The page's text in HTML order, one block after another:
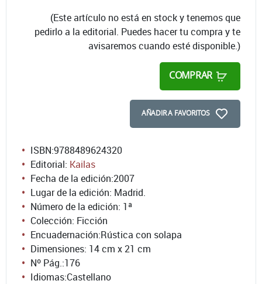
(Este artículo no está en stock y tenemos que
pedirlo a la editorial. Puedes hacer tu compra y te
avisaremos cuando esté disponible.)
COMPRAR
AÑADIR A FAVORITOS
ISBN:9788489624320
Editorial: Kailas
Fecha de la edición:2007
Lugar de la edición: Madrid.
Número de la edición: 1ª
Colección: Ficción
Encuadernación:Rústica con solapa
Dimensiones: 14 cm x 21 cm
Nº Pág.:176
Idiomas:Castellano